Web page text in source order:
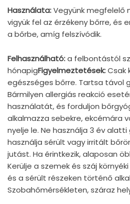
Használata:Vegyünk megfelelő
vigyük fel az érzékeny bőrre, és
a bőrbe, amíg felszívódik.
Felhasználható:a felbontástól
hónapigFigyelmeztetések:Csak
egészséges bőrre. Tartsa távol
Bármilyen allergiás reakció
használatát, és forduljon
alkalmazza sebekre, ekcémára
nyelje le. Ne használja 3 év alatti
használja sérült vagy irritált
jutást. Ha érintkezik, alaposan
Kerülje a szemek és száj
és a sérült részeken történő
Szobahőmérsékleten, száraz